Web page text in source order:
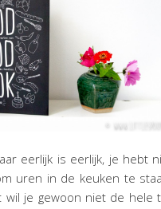
eerlijk is eerlijk, je hebt
uren in de keuken te
wil je gewoon niet de hele